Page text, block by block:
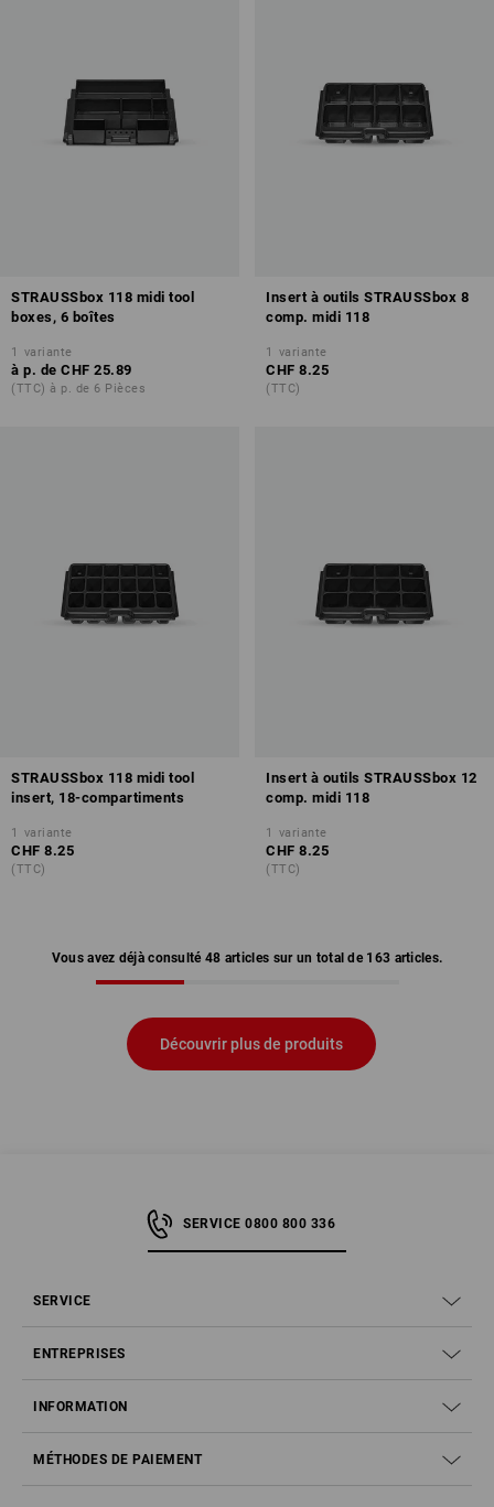
STRAUSSbox 118 midi tool
boxes, 6 boîtes
1 variante
à p. de CHF 25.89
(TTC) à p. de 6 Pièces
Insert à outils STRAUSSbox 8
comp. midi 118
1 variante
CHF 8.25
(TTC)
STRAUSSbox 118 midi tool
insert, 18-compartiments
1 variante
CHF 8.25
(TTC)
Insert à outils STRAUSSbox 12
comp. midi 118
1 variante
CHF 8.25
(TTC)
Vous avez déjà consulté 48 articles sur un total de 163 articles.
Découvrir plus de produits
SERVICE 0800 800 336
SERVICE
ENTREPRISES
INFORMATION
MÉTHODES DE PAIEMENT